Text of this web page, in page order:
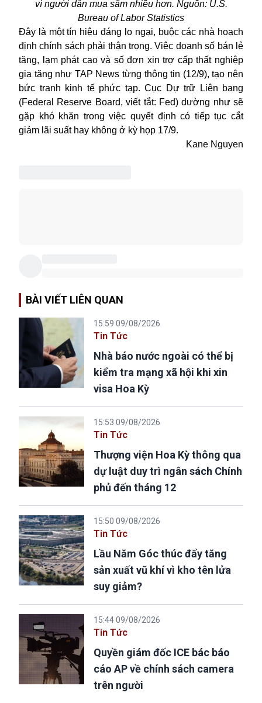
vì người dân mua sắm nhiều hơn. Nguồn: U.S.
Bureau of Labor Statistics
Đây là một tín hiệu đáng lo ngại, buộc các nhà hoạch
định chính sách phải thận trọng. Việc doanh số bán lẻ
tăng, lạm phát cao và số đơn xin trợ cấp thất nghiệp
gia tăng như TAP News từng thông tin (12/9), tạo nên
bức tranh kinh tế phức tạp. Cục Dự trữ Liên bang
(Federal Reserve Board, viết tắt: Fed) dường như sẽ
gặp khó khăn trong việc quyết định có tiếp tục cắt
giảm lãi suất hay không ở kỳ họp 17/9.
Kane Nguyen
BÀI VIẾT LIÊN QUAN
15:59 09/08/2026
Tin Tức
Nhà báo nước ngoài có thể bị
kiểm tra mạng xã hội khi xin
visa Hoa Kỳ
15:53 09/08/2026
Tin Tức
Thượng viện Hoa Kỳ thông qua
dự luật duy trì ngân sách Chính
phủ đến tháng 12
15:50 09/08/2026
Tin Tức
Lầu Năm Góc thúc đẩy tăng
sản xuất vũ khí vì kho tên lửa
suy giảm?
15:44 09/08/2026
Tin Tức
Quyền giám đốc ICE bác báo
cáo AP về chính sách camera
trên người